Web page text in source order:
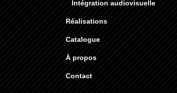
Intégration audiovisuelle
Réalisations
Catalogue
À propos
Contact